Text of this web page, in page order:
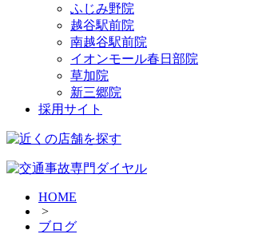
ふじみ野院
越谷駅前院
南越谷駅前院
イオンモール春日部院
草加院
新三郷院
採用サイト
HOME
>
ブログ